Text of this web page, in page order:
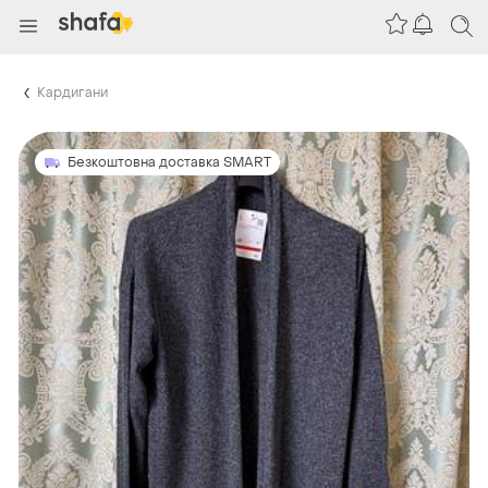
Кардигани
Безкоштовна доставка SMART